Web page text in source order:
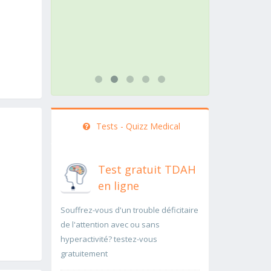
Tests - Quizz Medical
Test gratuit TDAH
en ligne
Souffrez-vous d'un trouble déficitaire
de l'attention avec ou sans
hyperactivité? testez-vous
gratuitement